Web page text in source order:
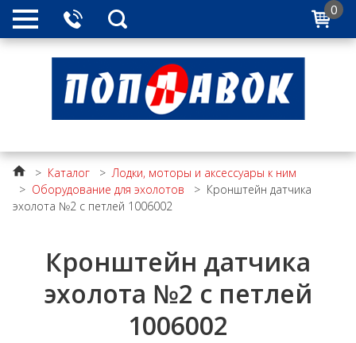
0
> Каталог >Лодки, моторы и аксессуары к ним
> Оборудование для эхолотов > Кронштейн датчика
эхолота №2 с петлей 1006002
Кронштейн датчика
эхолота №2 с петлей
1006002